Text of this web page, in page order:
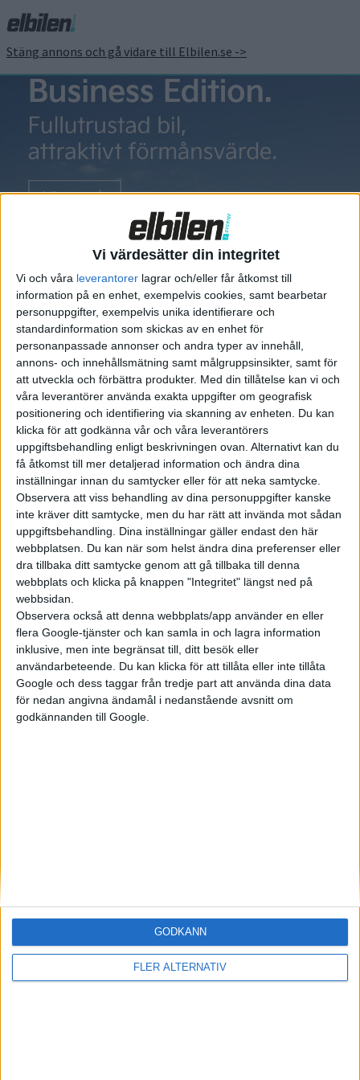
Vi värdesätter din integritet
Vi och våra leverantorer lagrar och/eller får åtkomst till
information på en enhet, exempelvis cookies, samt bearbetar
personuppgifter, exempelvis unika identifierare och
standardinformation som skickas av en enhet för
personanpassade annonser och andra typer av innehåll,
annons- och innehållsmätning samt målgruppsinsikter, samt för
att utveckla och förbättra produkter. Med din tillåtelse kan vi och
våra leverantörer använda exakta uppgifter om geografisk
positionering och identifiering via skanning av enheten. Du kan
klicka för att godkänna vår och våra leverantörers
uppgiftsbehandling enligt beskrivningen ovan. Alternativt kan du
få åtkomst till mer detaljerad information och ändra dina
inställningar innan du samtycker eller för att neka samtycke.
Observera att viss behandling av dina personuppgifter kanske
inte kräver ditt samtycke, men du har rätt att invända mot sådan
uppgiftsbehandling. Dina inställningar gäller endast den här
webbplatsen. Du kan när som helst ändra dina preferenser eller
dra tillbaka ditt samtycke genom att gå tillbaka till denna
webbplats och klicka på knappen "Integritet" längst ned på
webbsidan.
Observera också att denna webbplats/app använder en eller
flera Google-tjänster och kan samla in och lagra information
inklusive, men inte begränsat till, ditt besök eller
användarbeteende. Du kan klicka för att tillåta eller inte tillåta
Google och dess taggar från tredje part att använda dina data
för nedan angivna ändamål i nedanstående avsnitt om
godkännanden till Google.
FLER ALTERNATIV
GODKÄNN
Stäng annons och gå vidare till Elbilen.se ->
natriumjon
Nytt projekt:
tidigare Northvolt-
vd satsar på
natriumjonbatterier
Som vd för batteritillverkaren
Northvolt blev Peter Carlsson ansiktet
utåt för de stora satsningar på grön
industri som skedde i början av 2020-
talet. Som vi alla vet höll inte
Northvolts planer på svensk
batteritillverkning och företaget gick i
konk...
6 aug 2026
Säljstart för instegsversionen av ID. Polo
EU-plan: V2G-krav ska göra elbilar till del av energisystemet
Elbilens nyhetsbrev
Håll dig uppdaterad om de senaste nyheterna!
Prenumerera